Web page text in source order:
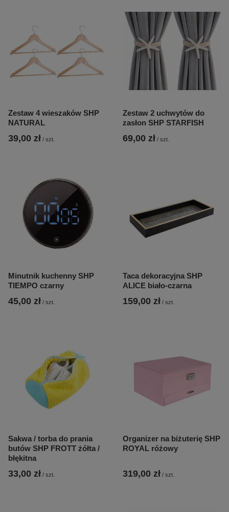
Zestaw 4 wieszaków SHP
NATURAL
39,00 zł / szt.
Zestaw 2 uchwytów do
zasłon SHP STARFISH
69,00 zł / szt.
Minutnik kuchenny SHP
TIEMPO czarny
45,00 zł / szt.
Taca dekoracyjna SHP
ALICE biało-czarna
159,00 zł / szt.
Sakwa / torba do prania
butów SHP FROTT żółta /
błękitna
33,00 zł / szt.
Organizer na biżuterię SHP
ROYAL różowy
319,00 zł / szt.